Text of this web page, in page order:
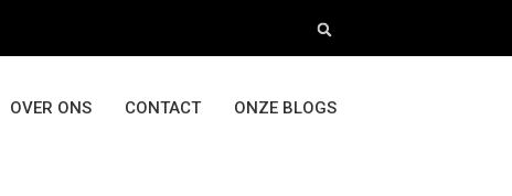
OVER ONS CONTACT ONZE BLOGS